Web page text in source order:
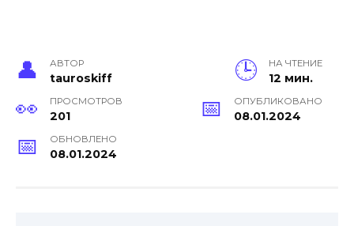
АВТОР
tauroskiff
НА ЧТЕНИЕ
12 мин.
ПРОСМОТРОВ
201
ОПУБЛИКОВАНО
08.01.2024
ОБНОВЛЕНО
08.01.2024